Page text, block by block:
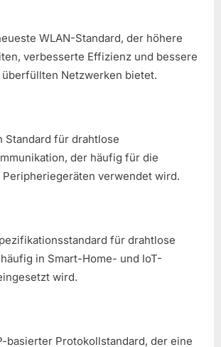
WLAN-Standard, der höhere
verbesserte Effizienz und bessere
Netzwerken bietet.
Standard für drahtlose
der häufig für die
Peripheriegeräten verwendet wird.
für drahtlose
in Smart-Home- und IoT-
wird.
basierter Protokollstandard, der eine